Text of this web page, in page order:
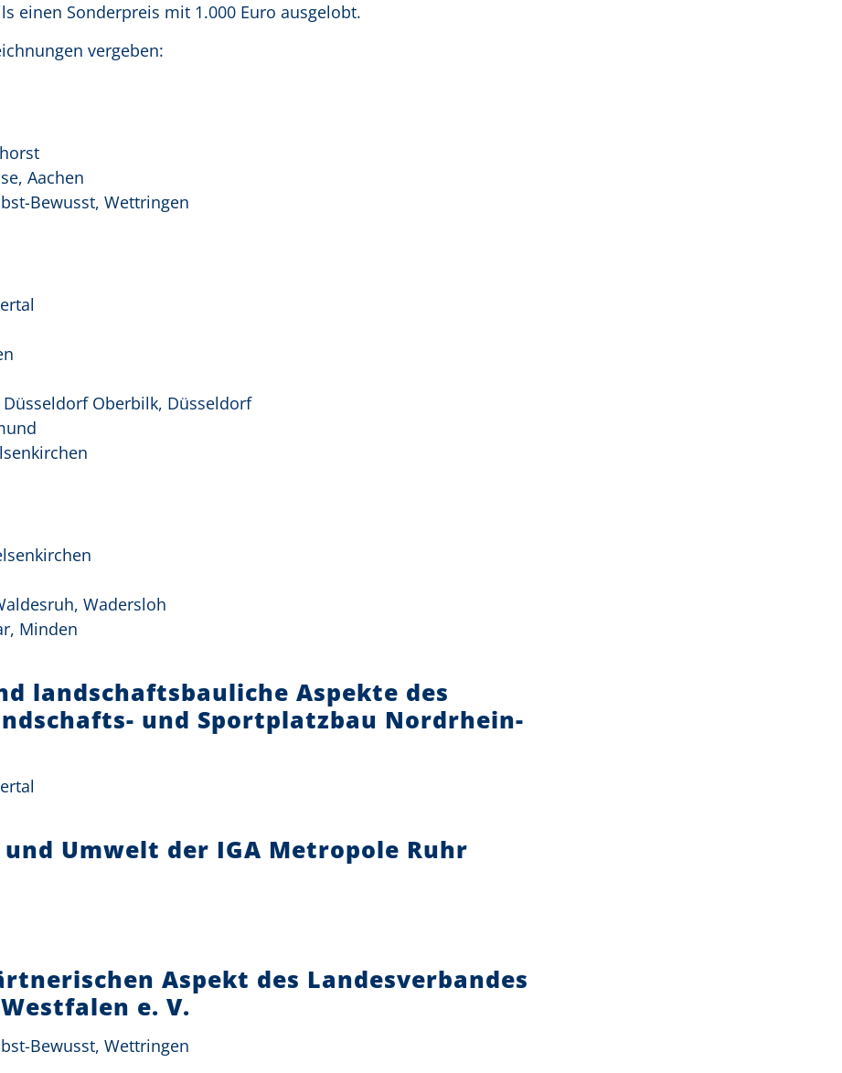
einen Sonderpreis mit 1.000 Euro ausgelobt.
vergeben:
Aachen
Bewusst, Wettringen
Oberbilk, Düsseldorf
Wadersloh
Minden
landschaftsbauliche Aspekte des
und Sportplatzbau Nordrhein-
Umwelt der IGA Metropole Ruhr
Aspekt des Landesverbandes
e. V.
Bewusst, Wettringen